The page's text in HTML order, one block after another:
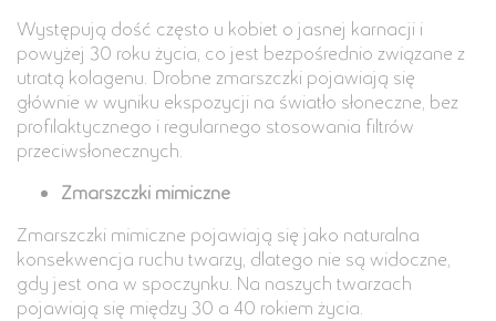
Występują dość często u kobiet o jasnej karnacji i
powyżej 30 roku życia, co jest bezpośrednio związane z
utratą kolagenu. Drobne zmarszczki pojawiają się
głównie w wyniku ekspozycji na światło słoneczne, bez
profilaktycznego i regularnego stosowania filtrów
przeciwsłonecznych.
Zmarszczki mimiczne
Zmarszczki mimiczne pojawiają się jako naturalna
konsekwencja ruchu twarzy, dlatego nie są widoczne,
gdy jest ona w spoczynku. Na naszych twarzach
pojawiają się między 30 a 40 rokiem życia.